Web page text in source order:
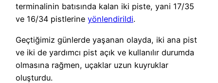
terminalinin batısında kalan iki piste, yani 17/35
ve 16/34 pistlerine yönlendirildi.
Geçtiğimiz günlerde yaşanan olayda, iki ana pist
ve iki de yardımcı pist açık ve kullanılır durumda
olmasına rağmen, uçaklar uzun kuyruklar
oluşturdu.